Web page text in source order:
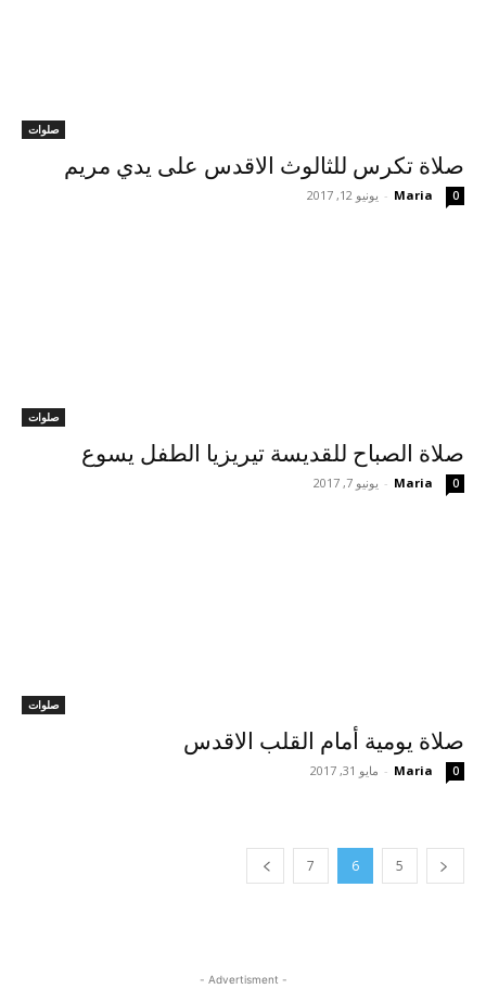
صلوات
صلاة تكرس للثالوث الاقدس على يدي مريم
Maria
- يونيو 12, 2017 0
صلوات
صلاة الصباح للقديسة تيريزيا الطفل يسوع
Maria
- يونيو 7, 2017 0
صلوات
صلاة يومية أمام القلب الاقدس
Maria
- مايو 31, 2017 0
5
6
7
- Advertisment -